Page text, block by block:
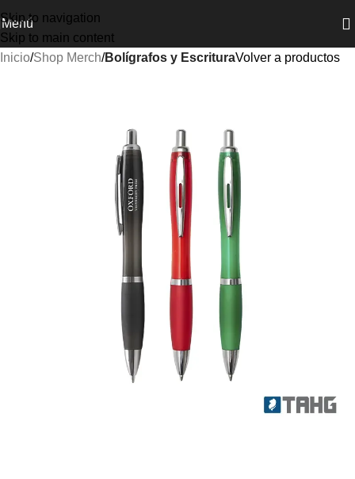
Skip to navigation
Skip to main content
Menú
Inicio Shop Merch Bolígrafos y EscrituraVolver a productos